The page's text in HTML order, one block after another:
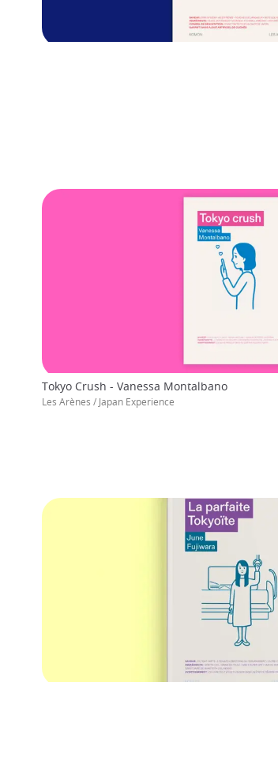
Tokyo Crush - Vanessa Montalbano
Les Arènes / Japan Experience